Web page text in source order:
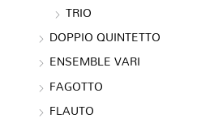
TRIO
DOPPIO QUINTETTO
ENSEMBLE VARI
FAGOTTO
FLAUTO